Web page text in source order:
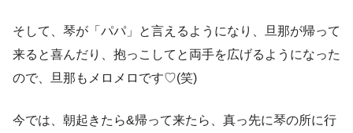
そして、琴が「パパ」と言えるようになり、旦那が帰って
来ると喜んだり、抱っこしてと両手を広げるようになった
ので、旦那もメロメロです♡(笑)
今では、朝起きたら&帰って来たら、真っ先に琴の所に行